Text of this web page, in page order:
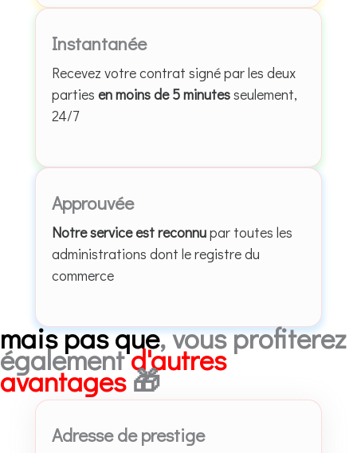
Instantanée
Recevez votre contrat signé par les deux
parties en moins de 5 minutesseulement,
24/7
Approuvée
Notre service est reconnupar toutes les
administrations dont le registre du
commerce
mais pas que, vous profiterez
égalementd'autres
avantages🎁
Adresse de prestige